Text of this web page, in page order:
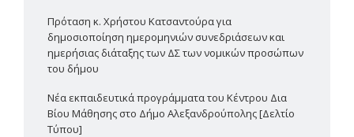
Πρόταση κ. Χρήστου Κατσαντούρα για
δημοσιοποίηση ημερομηνιών συνεδριάσεων και
ημερήσιας διάταξης των ΔΣ των νομικών προσώπων
του δήμου
Νέα εκπαιδευτικά προγράμματα του Κέντρου Δια
Βίου Μάθησης στο Δήμο Αλεξανδρούπολης [Δελτίο
Τύπου]